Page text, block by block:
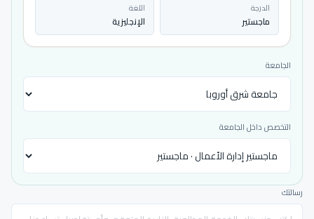
الدرجة
ماجستير
اللغة
الإنجليزية
الجامعة
التخصص داخل الجامعة
رسالتك